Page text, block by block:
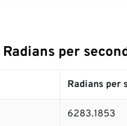
per
Radians per
6283.1853